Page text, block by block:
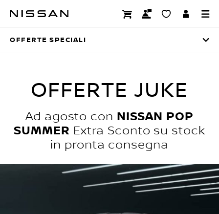
principali
Offerte Speciali
OFFERTE SPECIALI
OFFERTE JUKE
Ad agosto con NISSAN POP
SUMMER Extra Sconto su stock
in pronta consegna